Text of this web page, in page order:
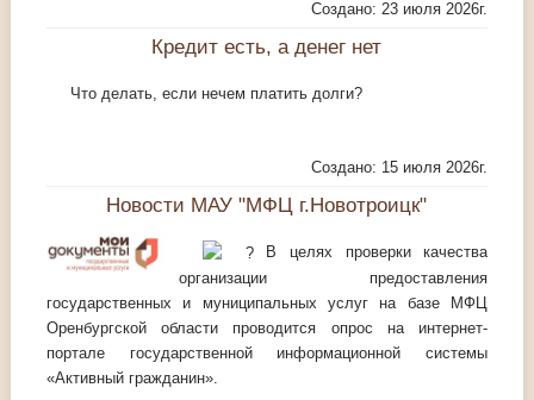
Создано: 23 июля 2026г.
Кредит есть, а денег нет
Что делать, если нечем платить долги?
Создано: 15 июля 2026г.
Новости МАУ "МФЦ г.Новотроицк"
В целях проверки качества
организации предоставления
государственных и муниципальных услуг на базе МФЦ
Оренбургской области проводится опрос на интернет-
портале государственной информационной системы
«Активный гражданин».